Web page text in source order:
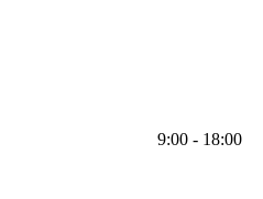
9:00 - 18:00